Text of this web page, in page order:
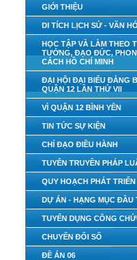
GIỚI THIỆU
DI TÍCH LỊCH SỬ - VĂN
HỌC TẬP VÀ LÀM THEO
TƯỞNG, ĐẠO ĐỨC,
CÁCH HỒ CHÍ MINH
ĐẠI HỘI ĐẠI BIỂU ĐẢNG
QUẬN 12 LẦN THỨ VII
VÌ QUẬN 12 BÌNH YÊN
TIN TỨC SỰ KIỆN
CHỈ ĐẠO ĐIỀU HÀNH
TUYÊN TRUYỀN PHÁP
QUY HOẠCH PHÁT TRIỂN
DỰ ÁN - HẠNG MỤC ĐẦU
TUYỂN DỤNG CÔNG
CHUYỂN ĐỔI SỐ
ĐỀ ÁN 06